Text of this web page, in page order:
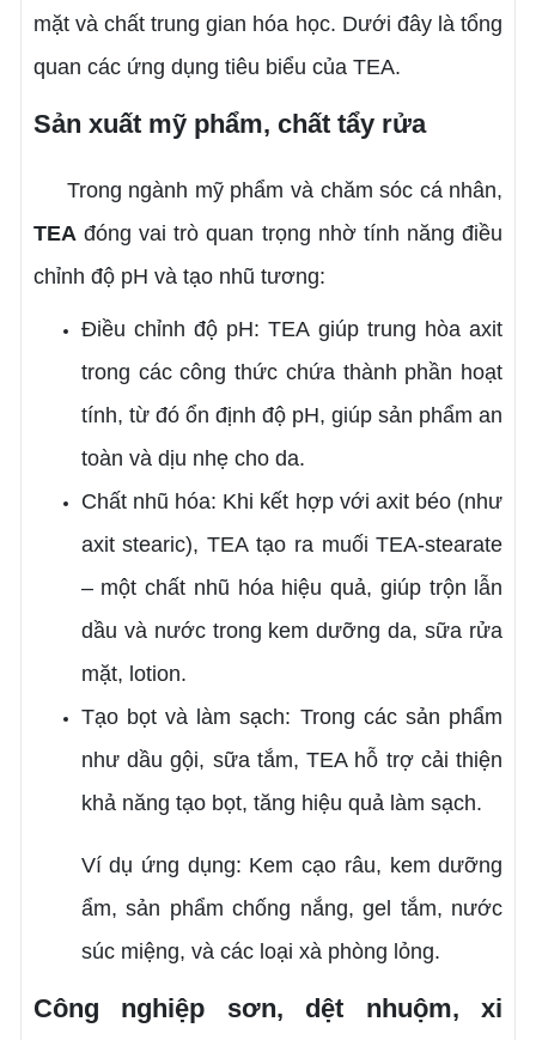
mặt và chất trung gian hóa học. Dưới đây là tổng
quan các ứng dụng tiêu biểu của TEA.
Sản xuất mỹ phẩm, chất tẩy rửa
Trong ngành mỹ phẩm và chăm sóc cá nhân,
TEA đóng vai trò quan trọng nhờ tính năng điều
chỉnh độ pH và tạo nhũ tương:
Điều chỉnh độ pH: TEA giúp trung hòa axit
trong các công thức chứa thành phần hoạt
tính, từ đó ổn định độ pH, giúp sản phẩm an
toàn và dịu nhẹ cho da.
Chất nhũ hóa: Khi kết hợp với axit béo (như
axit stearic), TEA tạo ra muối TEA-stearate
– một chất nhũ hóa hiệu quả, giúp trộn lẫn
dầu và nước trong kem dưỡng da, sữa rửa
mặt, lotion.
Tạo bọt và làm sạch: Trong các sản phẩm
như dầu gội, sữa tắm, TEA hỗ trợ cải thiện
khả năng tạo bọt, tăng hiệu quả làm sạch.
Ví dụ ứng dụng: Kem cạo râu, kem dưỡng
ẩm, sản phẩm chống nắng, gel tắm, nước
súc miệng, và các loại xà phòng lỏng.
Công nghiệp sơn, dệt nhuộm, xi